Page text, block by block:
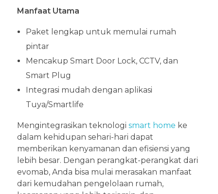
Manfaat Utama
Paket lengkap untuk memulai rumah
pintar
Mencakup Smart Door Lock, CCTV, dan
Smart Plug
Integrasi mudah dengan aplikasi
Tuya/Smartlife
Mengintegrasikan teknologi smart home ke
dalam kehidupan sehari-hari dapat
memberikan kenyamanan dan efisiensi yang
lebih besar. Dengan perangkat-perangkat dari
evomab, Anda bisa mulai merasakan manfaat
dari kemudahan pengelolaan rumah,